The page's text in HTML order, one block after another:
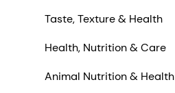
Taste, Texture & Health
Health, Nutrition & Care
Animal Nutrition & Health